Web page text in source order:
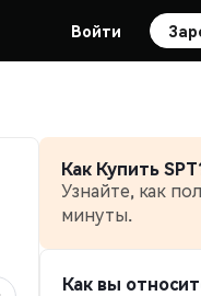
Войти
Как Купить
Узнайте, как
минуты.
Как вы